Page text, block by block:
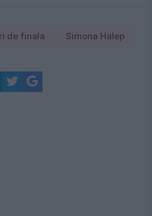
de finala Simona Halep